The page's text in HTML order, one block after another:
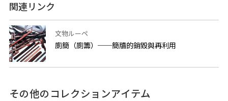
関連リンク
文物ルーペ
廁簡（廁籌）──簡牘的銷毀與再利用
その他のコレクションアイテム